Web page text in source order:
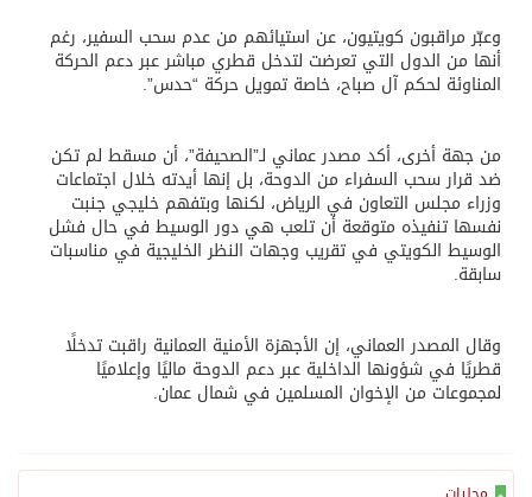
وعبّر مراقبون كويتيون، عن استيائهم من عدم سحب السفير، رغم
أنها من الدول التي تعرضت لتدخل قطري مباشر عبر دعم الحركة
المناوئة لحكم آل صباح، خاصة تمويل حركة “حدس”.
من جهة أخرى، أكد مصدر عماني لـ”الصحيفة”، أن مسقط لم تكن
ضد قرار سحب السفراء من الدوحة، بل إنها أيدته خلال اجتماعات
وزراء مجلس التعاون في الرياض، لكنها وبتفهم خليجي جنبت
نفسها تنفيذه متوقعة أن تلعب هي دور الوسيط في حال فشل
الوسيط الكويتي في تقريب وجهات النظر الخليجية في مناسبات
سابقة.
وقال المصدر العماني، إن الأجهزة الأمنية العمانية راقبت تدخلًا
قطريًا في شؤونها الداخلية عبر دعم الدوحة ماليًا وإعلاميًا
لمجموعات من الإخوان المسلمين في شمال عمان.